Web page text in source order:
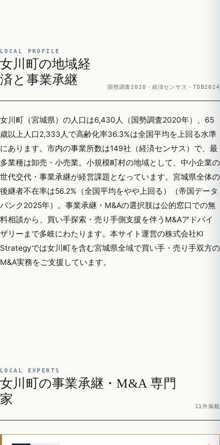
LOCAL PROFILE
女川町の地域経
済と事業承継
国勢調査2020・経済センサス・TDB2024
女川町（宮城県）の人口は6,430人（国勢調査2020年）、65
歳以上人口2,333人で高齢化率36.3%は全国平均を上回る水準
にあります。市内の事業所数は149社（経済センサス）で、最
多業種は卸売・小売業。小規模町村の地域として、中小企業の
世代交代・事業承継が経営課題となっています。宮城県全体の
後継者不在率は56.2%（全国平均をやや上回る）（帝国データ
バンク2025年）。事業承継・M&Aの選択肢は公的窓口での無
料相談から、買い手探索・売り手側支援を伴うM&Aアドバイ
ザリーまで多岐にわたります。本サイト運営の株式会社KI
Strategyでは女川町を含む宮城県全域で買い手・売り手双方の
M&A実務をご支援しています。
LOCAL EXPERTS
女川町の事業承継・M&A 専門
家
11件掲載